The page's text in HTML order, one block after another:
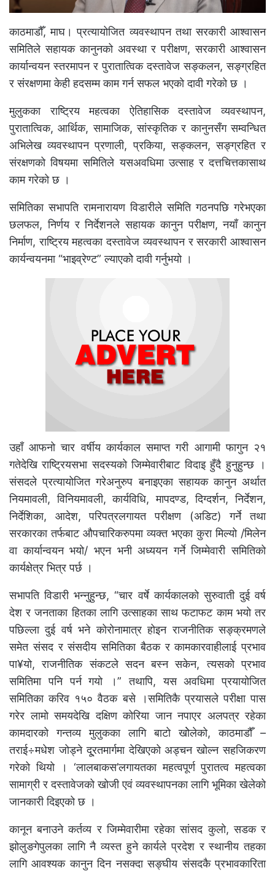
काठमाडौँ, माघ। प्रत्यायोजित व्यवस्थापन तथा सरकारी आश्वासन
समितिले सहायक कानुनको अवस्था र परीक्षण, सरकारी आश्वासन
कार्यान्वयन स्तरमापन र पुरातात्विक दस्तावेज सङ्कलन, सङ्ग्रहित
र संरक्षणमा केही हदसम्म काम गर्न सफल भएको दावी गरेको छ ।
मुलुकका राष्ट्रिय महत्वका ऐतिहासिक दस्तावेज व्यवस्थापन,
पुरातात्विक, आर्थिक, सामाजिक, सांस्कृतिक र कानुनसँग सम्वन्धित
अभिलेख व्यवस्थापन प्रणाली, प्रकिया, सङ्कलन, सङ्ग्रहित र
संरक्षणको विषयमा समितिले यसअवधिमा उत्साह र दत्तचित्तकासाथ
काम गरेको छ ।
समितिका सभापति रामनारायण विडारीले समिति गठनपछि गरेभएका
छलफल, निर्णय र निर्देशनले सहायक कानुन परीक्षण, नयाँ कानुन
निर्माण, राष्ट्रिय महत्वका दस्तावेज व्यवस्थापन र सरकारी आश्वासन
कार्यन्वयनमा “भाइव्रेण्ट” ल्याएकोे दावी गर्नुभयो ।
उहाँ आफनो चार वर्षीय कार्यकाल समाप्त गरी आगामी फागुन २१
गतेदेखि राष्ट्रियसभा सदस्यको जिम्मेवारीबाट विदाइ हुँदै हुनुहुन्छ ।
संसदले प्रत्यायोजित गरेअनुरुप बनाइएका सहायक कानुन अर्थात
नियमावली, विनियमावली, कार्यविधि, मापदण्ड, दिग्दर्शन, निर्देशन,
निर्देशिका, आदेश, परिपत्रलगायत परीक्षण (अडिट) गर्ने तथा
सरकारका तर्फबाट औपचारिकरुपमा व्यक्त भएका कुरा मिल्यो /मिलेन
वा कार्यान्वयन भयो/ भएन भनी अध्ययन गर्ने जिम्मेवारी समितिको
कार्यक्षेत्र भित्र पर्छ ।
सभापति विडारी भन्नुहुन्छ, “चार वर्षे कार्यकालको सुरुवाती दुई वर्ष
देश र जनताका हितका लागि उत्साहका साथ फटाफट काम भयो तर
पछिल्ला दुई वर्ष भने कोरोनामात्र होइन राजनीतिक सङ्क्रमणले
समेत संसद र संसदीय समितिका बैठक र कामकारवाहीलाई प्रभाव
पा¥यो, राजनीतिक संकटले सदन बस्न सकेन, त्यसको प्रभाव
समितिमा पनि पर्न गयो ।” तथापि, यस अवधिमा प्रयायोजित
समितिका करिव १५० वैठक बसे ।समितिकै प्रयासले परीक्षा पास
गरेर लामो समयदेखि दक्षिण कोरिया जान नपाएर अलपत्र रहेका
कामदारको गन्तव्य मुलुकका लागि बाटो खोेलेको, काठमाडौँ –
तराई÷मधेश जोड्ने दू्रतमार्गमा देखिएको अड्चन खोल्न सहजिकरण
गरेको थियो । ‘लालबाकस’लगायतका महत्वपूर्ण पुरातत्व महत्वका
सामाग्री र दस्तावेजको खोजी एवं व्यवस्थापनका लागि भूमिका खेलेको
जानकारी दिइएको छ ।
कानून बनाउने कर्तव्य र जिम्मेवारीमा रहेका सांसद कुलो, सडक र
झोलुङगेपुलका लागि नै व्यस्त हुने कार्यले प्रदेश र स्थानीय तहका
लागि आवश्यक कानुन दिन नसक्दा सङ्घीय संसदकै प्रभावकारिता